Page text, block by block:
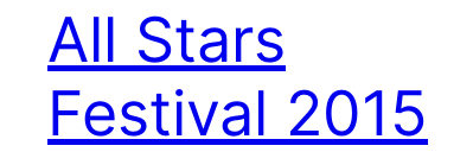
All Stars
Festival 2015